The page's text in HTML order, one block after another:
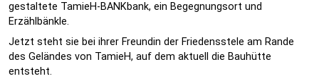
gestaltete TamieH-BANKbank, ein Begegnungsort und
Erzählbänkle.
Jetzt steht sie bei ihrer Freundin der Friedensstele am Rande
des Geländes von TamieH, auf dem aktuell die Bauhütte
entsteht.